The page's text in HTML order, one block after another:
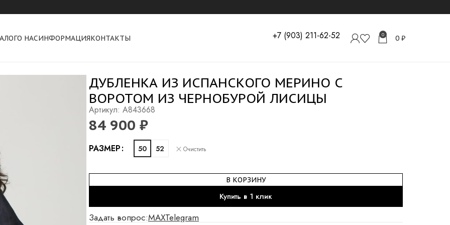
О НАСИНФОРМАЦИЯКОНТАКТЫ +7 (903) 211-62-52 0 0 ₽
ДУБЛЕНКА ИЗ ИСПАНСКОГО МЕРИНО С
ВОРОТОМ ИЗ ЧЕРНОБУРОЙ ЛИСИЦЫ
Артикул: A843668
84 900 ₽
РАЗМЕР 50 52 Очистить
В КОРЗИНУ
Купить в 1 клик
Задать вопрос:MAXTelegram